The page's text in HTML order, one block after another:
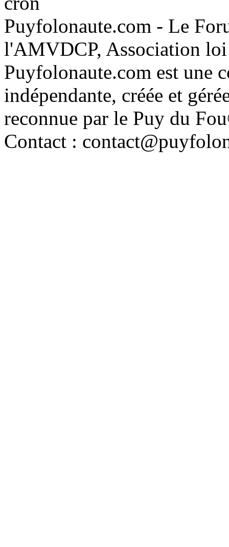
Puyfolonaute.com - Le
l'AMVDCP, Association
Puyfolonaute.com est une
indépendante, créée et
reconnue par le Puy du
Contact :